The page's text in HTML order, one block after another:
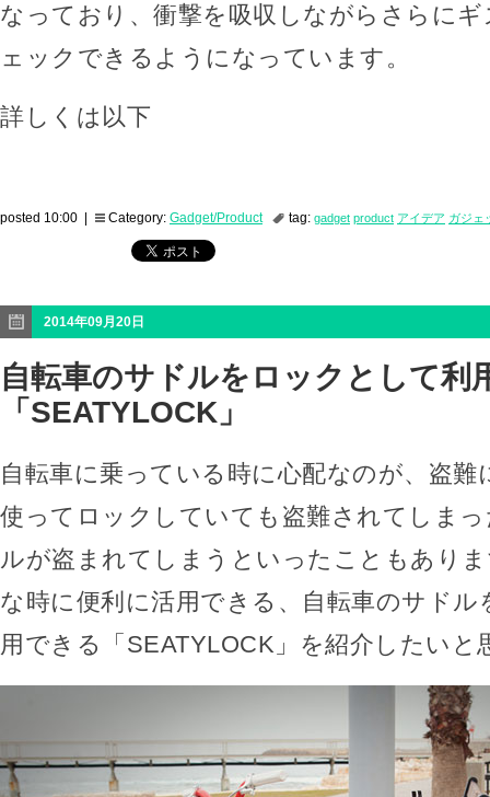
なっており、衝撃を吸収しながらさらに
ェックできるようになっています。
詳しくは以下
posted 10:00 | Category: Gadget/Product tag: gadget product アイデア ガジェ
2014年09月20日
自転車のサドルをロックとして利
「SEATYLOCK」
自転車に乗っている時に心配なのが、盗難
使ってロックしていても盗難されてしま
ルが盗まれてしまうといったこともあり
な時に便利に活用できる、自転車のサド
用できる「SEATYLOCK」を紹介したいと